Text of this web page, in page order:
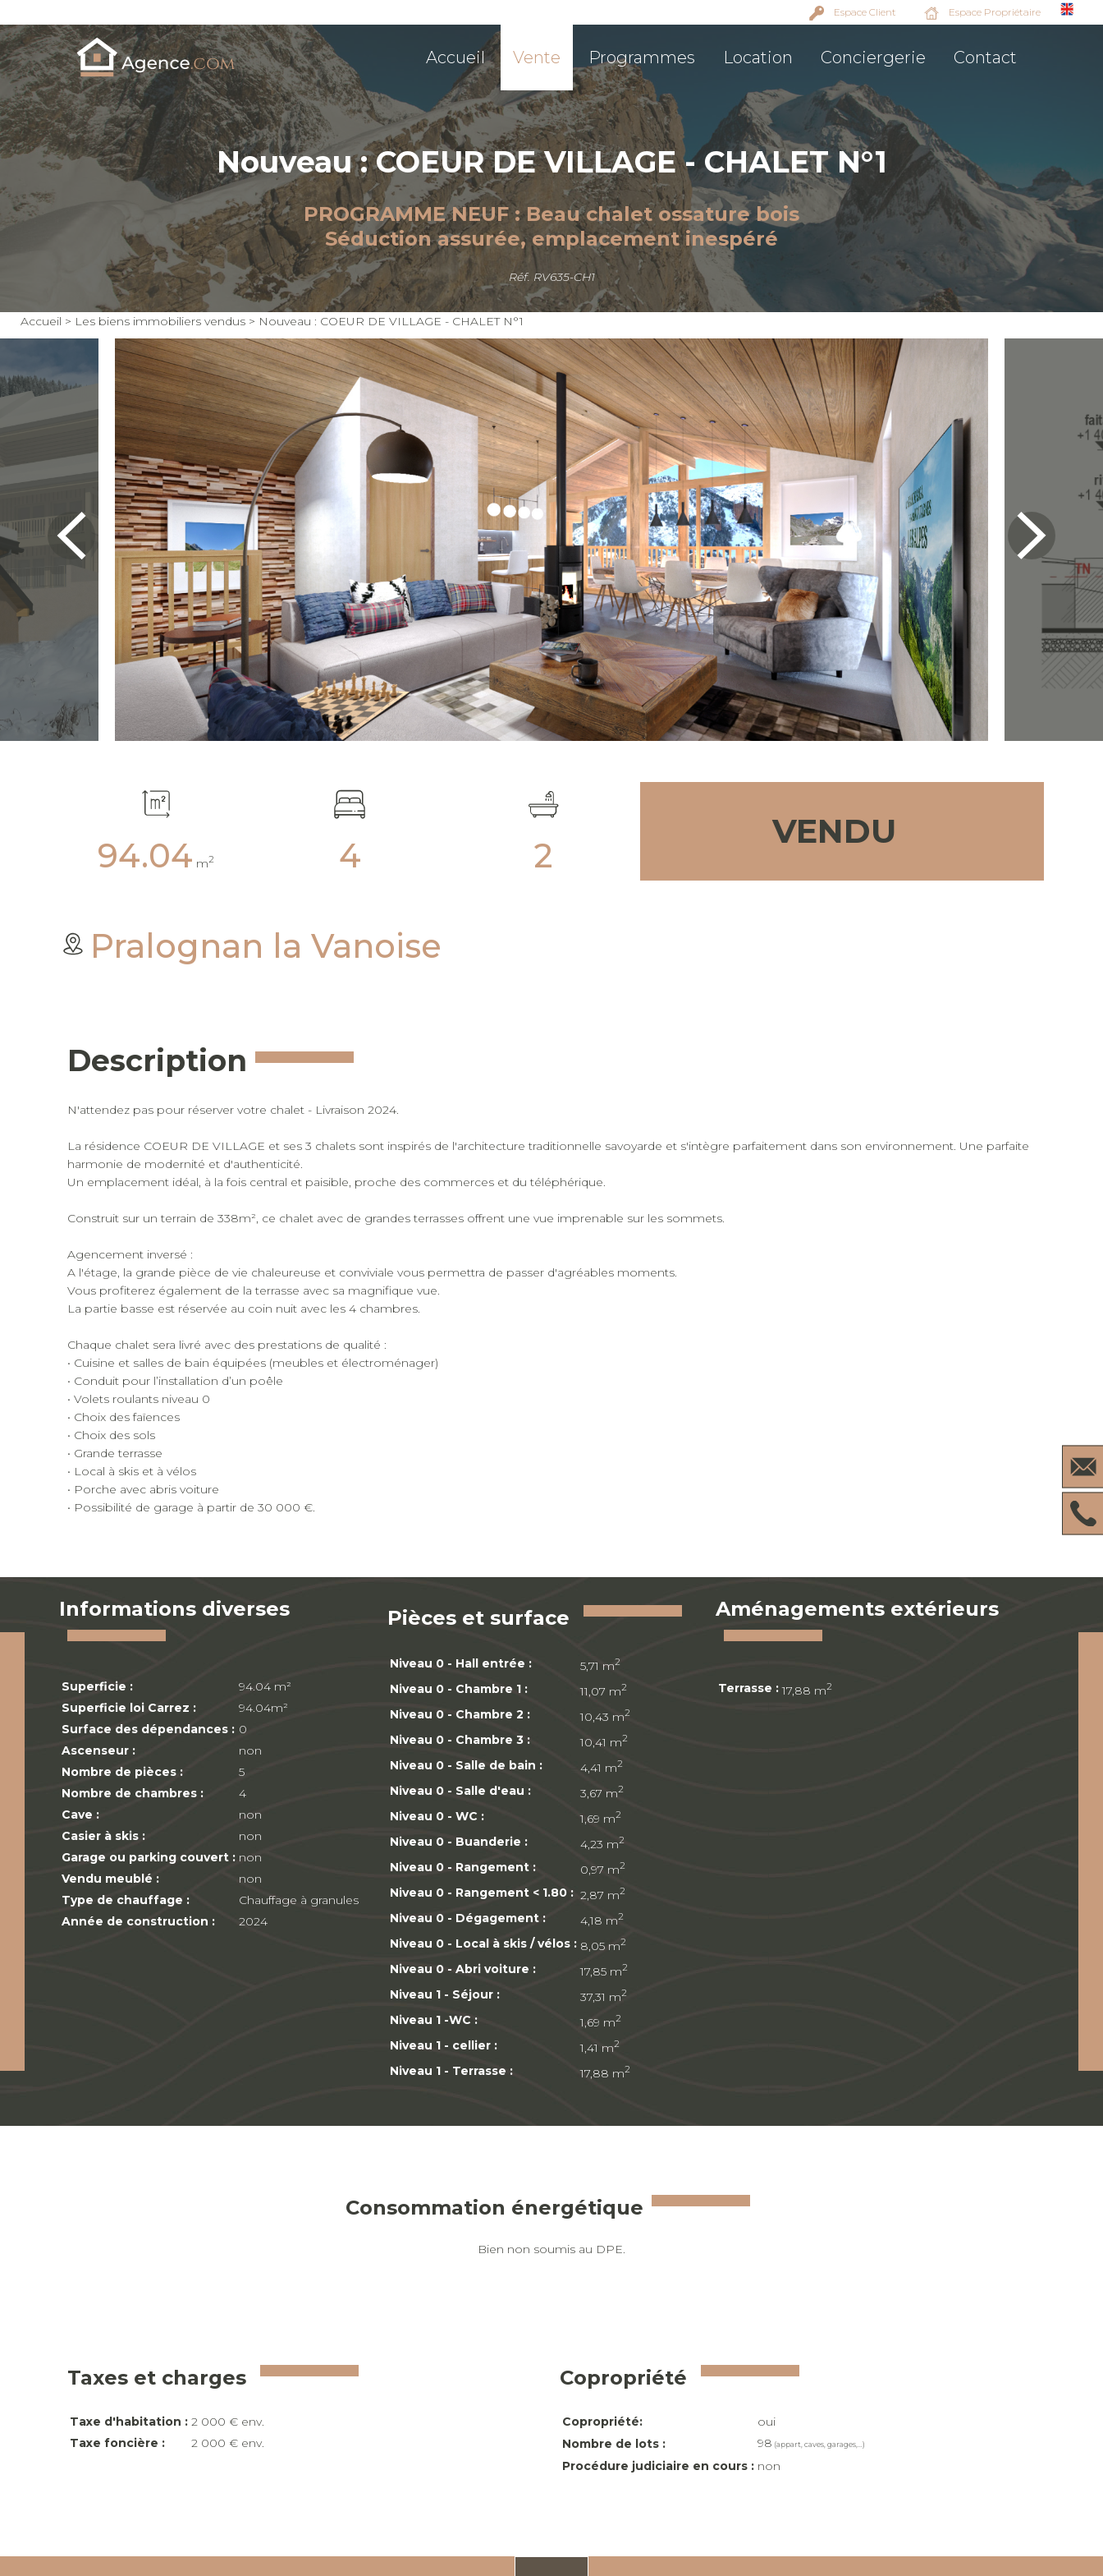
Espace Client Espace Propriétaire
Accueil Vente Programmes Location Conciergerie Contact
Nouveau : COEUR DE VILLAGE - CHALET N°1
PROGRAMME NEUF : Beau chalet ossature bois
Séduction assurée, emplacement inespéré
Réf. RV635-CH1
Accueil > Les biens immobiliers vendus > Nouveau : COEUR DE VILLAGE - CHALET N°1
94.04 m2 4 2
VENDU
Pralognan la Vanoise
Description
N'attendez pas pour réserver votre chalet - Livraison 2024.
La résidence COEUR DE VILLAGE et ses 3 chalets sont inspirés de l'architecture traditionnelle savoyarde et s'intègre parfaitement dans son environnement. Une parfaite
harmonie de modernité et d'authenticité.
Un emplacement idéal, à la fois central et paisible, proche des commerces et du téléphérique.
Construit sur un terrain de 338m², ce chalet avec de grandes terrasses offrent une vue imprenable sur les sommets.
Agencement inversé :
A l'étage, la grande pièce de vie chaleureuse et conviviale vous permettra de passer d'agréables moments.
Vous profiterez également de la terrasse avec sa magnifique vue.
La partie basse est réservée au coin nuit avec les 4 chambres.
Chaque chalet sera livré avec des prestations de qualité :
• Cuisine et salles de bain équipées (meubles et électroménager)
• Conduit pour l’installation d’un poêle
• Volets roulants niveau 0
• Choix des faïences
• Choix des sols
• Grande terrasse
• Local à skis et à vélos
• Porche avec abris voiture
• Possibilité de garage à partir de 30 000 €.
Informations diverses
Superficie :
94.04 m²
Superficie loi Carrez :
94.04m²
Surface des dépendances : 0
Ascenseur :
non
Nombre de pièces :
5
Nombre de chambres :
4
Cave :
non
Casier à skis :
non
Garage ou parking couvert : non
Vendu meublé :
non
Type de chauffage :
Chauffage à granules
Année de construction :
2024
Pièces et surface
Niveau 0 - Hall entrée : 5,71 m2
Niveau 0 - Chambre 1 : 11,07 m2
Niveau 0 - Chambre 2 : 10,43 m2
Niveau 0 - Chambre 3 : 10,41 m2
Niveau 0 - Salle de bain : 4,41 m2
Niveau 0 - Salle d'eau : 3,67 m2
Niveau 0 - WC : 1,69 m2
Niveau 0 - Buanderie : 4,23 m2
Niveau 0 - Rangement : 0,97 m2
Niveau 0 - Rangement < 1.80 : 2,87 m2
Niveau 0 - Dégagement : 4,18 m2
Niveau 0 - Local à skis / vélos : 8,05 m2
Niveau 0 - Abri voiture : 17,85 m2
Niveau 1 - Séjour : 37,31 m2
Niveau 1 -WC : 1,69 m2
Niveau 1 - cellier : 1,41 m2
Niveau 1 - Terrasse : 17,88 m2
Aménagements extérieurs
Terrasse : 17,88 m2
Consommation énergétique
Bien non soumis au DPE.
Taxes et charges
Taxe d'habitation : 2 000 € env.
Taxe foncière :
2 000 € env.
Copropriété
Copropriété:
oui
Nombre de lots :
98 (appart, caves, garages,...)
Procédure judiciaire en cours : non